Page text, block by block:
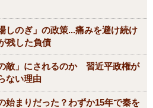
しのぎ」の政策...痛みを避け続け
残した負債
敵」にされるのか 習近平政権が
ない理由
始まりだった？わずか15年で秦を